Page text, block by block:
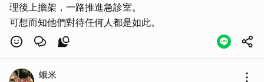
理後上擔架，一路推進急診室。
可想而知他們對待任何人都是如此。
蛾米
取消